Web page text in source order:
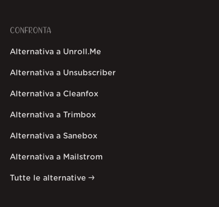
CONFRONTA
Alternativa a Unroll.Me
Alternativa a Unsubscriber
Alternativa a Cleanfox
Alternativa a Trimbox
Alternativa a Sanebox
Alternativa a Mailstrom
Tutte le alternative